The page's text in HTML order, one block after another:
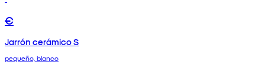
€
Jarrón cerámico S
pequeño, blanco